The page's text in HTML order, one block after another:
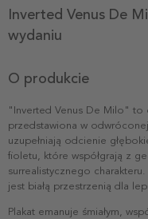
Inverted Venus De
wydaniu
O produkcie
"Inverted Venus De Milo" to
przedstawiona w
uzupełniają odcienie
fioletu, które współgrają z
surrealistycznego
jest białą przestrzenią dla
Plakat emanuje śmiałym,